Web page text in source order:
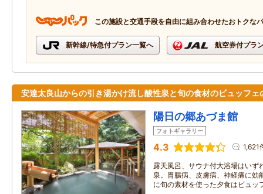
この施設と交通手段を自由に組み合わせたおトクな
新幹線/特急付プラン一覧へ 航空券付プラ
安達太良山からの引き湯かけ流し酸性泉と旬の食材のビュッフェ
陽日の郷あづま館
フォトギャラリー
4.3 1,621
露天風呂、サウナ付大浴場はいず
泉。胃腸病、皮膚病、神経痛に効
に旬の素材を使った夕食はビュッ